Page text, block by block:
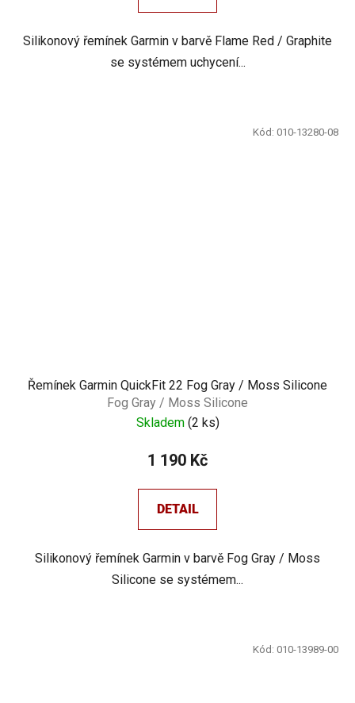
Silikonový řemínek Garmin v barvě Flame Red / Graphite
se systémem uchycení...
Řemínek Garmin QuickFit 22 Fog Gray / Moss Silicone
Fog Gray / Moss Silicone
Skladem (2 ks)
1 190 Kč
DETAIL
Silikonový řemínek Garmin v barvě Fog Gray / Moss
Silicone se systémem...
Kód: 010-13280-08
Kód: 010-13989-00